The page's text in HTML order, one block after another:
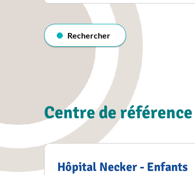
l'annuaire
Rechercher
Centre de
Hôpital Necker - Enfants